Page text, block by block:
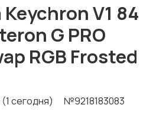
V1 84
G PRO
RGB Frosted
сегодня) №9218183083